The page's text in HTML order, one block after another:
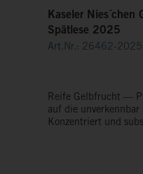
Kaseler Nies´chen
Spätlese 2025
Art.Nr.: 26462-2025
Reife Gelbfrucht —
auf die
Konzentriert und